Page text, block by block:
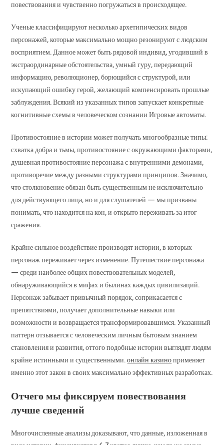
повествования и чувственно погружаться в происходящее.
Ученые классифицируют несколько архетипических видов
персонажей, которые максимально мощно резонируют с людским
восприятием. Данное может быть рядовой индивид, угодивший в
экстраординарные обстоятельства, умный гуру, передающий
информацию, революционер, борющийся с структурой, или
искупающий ошибку герой, желающий компенсировать прошлые
заблуждения. Всякий из указанных типов запускает конкретные
когнитивные схемы в человеческом сознании Игровые автоматы.
Противостояние в истории может получать многообразные типы:
схватка добра и тьмы, противостояние с окружающими факторами,
душевная противостояние персонажа с внутренними демонами,
противоречие между разными структурами принципов. Значимо,
что столкновение обязан быть существенным не исключительно
для действующего лица, но и для слушателей — мы призваны
понимать, что находится на кон, и открыто переживать за итог
сражения.
Крайне сильное воздействие производят истории, в которых
персонаж переживает через изменение. Путешествие персонажа
— среди наиболее общих повествовательных моделей,
обнаруживающийся в мифах и былинах каждых цивилизаций.
Персонаж забывает привычный порядок, соприкасается с
препятствиями, получает дополнительные навыки или
возможности и возвращается трансформировавшимся. Указанный
паттерн отзывается с человеческим личным бытовым знанием
становления и развития, оттого подобные истории выглядят людям
крайне истинными и существенными.онлайн казиноприменяет
именно этот закон в своих максимально эффективных разработках.
Отчего мы фиксируем повествования
лучше сведений
Многочисленные анализы доказывают, что данные, изложенная в